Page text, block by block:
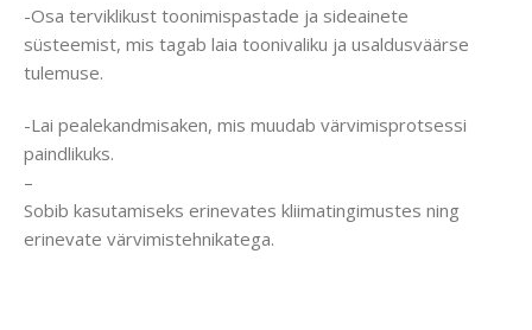
-Osa terviklikust toonimispastade ja sideainete
süsteemist, mis tagab laia toonivaliku ja usaldusväärse
tulemuse.
-Lai pealekandmisaken, mis muudab värvimisprotsessi
paindlikuks.
–
Sobib kasutamiseks erinevates kliimatingimustes ning
erinevate värvimistehnikatega.